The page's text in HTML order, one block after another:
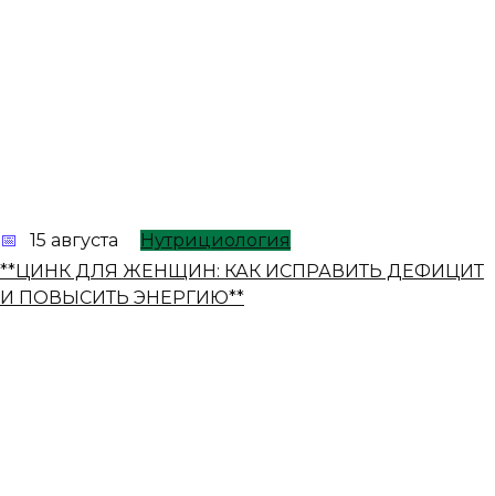
15 августа
Нутрициология
**ЦИНК ДЛЯ ЖЕНЩИН: КАК ИСПРАВИТЬ ДЕФИЦИТ
И ПОВЫСИТЬ ЭНЕРГИЮ**